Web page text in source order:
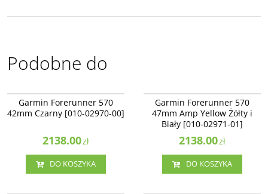
Podobne do
NOWOŚĆ
Garmin Forerunner 570
42mm Czarny [010-02970-00]
2138.00zł
DO KOSZYKA
NOWOŚĆ
Garmin Forerunner 570
47mm Amp Yellow Żółty i
Biały [010-02971-01]
2138.00zł
DO KOSZYKA